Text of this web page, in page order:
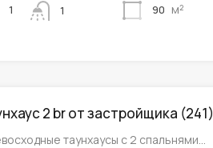
1
1
90 м²
2 br от застройщика (241)
таунхаусы с 2 спальнями…